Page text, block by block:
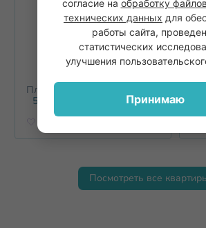
Площадь
59.8
2+
Посмотреть все
согласие на обработку
технических данных для
работы сайта,
статистических
улучшения
Принимаю